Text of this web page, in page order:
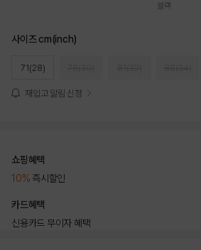
블랙
사이즈 cm(inch)
71(28)
재입고 알림 신청
쇼핑혜택
10% 즉시할인
카드혜택
신용카드 무이자 혜택